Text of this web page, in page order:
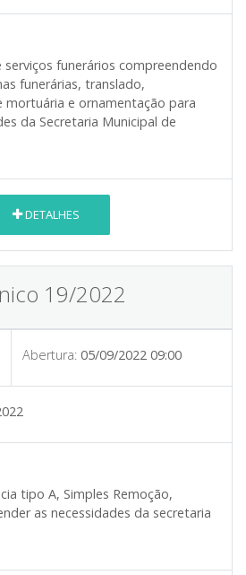
serviços funerários compreendendo
funerárias, translado,
e ornamentação para
da Secretaria Municipal de
DETALHES
19/2022
Abertura: 05/09/2022 09:00
tipo A, Simples Remoção,
as necessidades da secretaria